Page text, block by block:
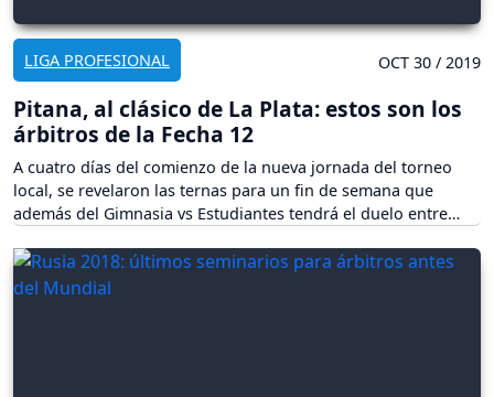
LIGA PROFESIONAL OCT 30 / 2019
Pitana, al clásico de La Plata: estos son los
árbitros de la Fecha 12
A cuatro días del comienzo de la nueva jornada del torneo
local, se revelaron las ternas para un fin de semana que
además del Gimnasia vs Estudiantes tendrá el duelo entre